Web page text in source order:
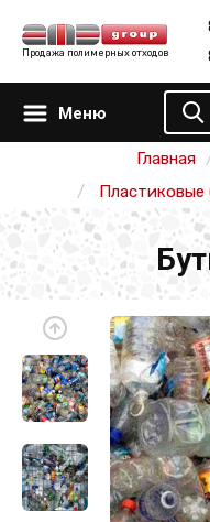
Продажа полимерных отходов
Меню
Главная
Пластиковые